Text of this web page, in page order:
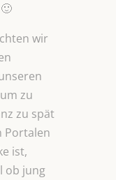
wir
zu
zu spät
Portalen
ist,
ob jung